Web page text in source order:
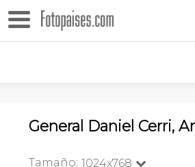
General Daniel Cerri,
Tamaño: 1024x768 